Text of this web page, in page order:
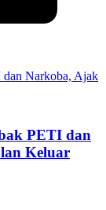
PETI dan
Keluar